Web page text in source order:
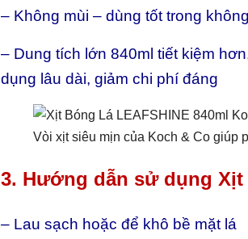
– Không mùi – dùng tốt trong
– Dung tích lớn 840ml tiết kiệm
dụng lâu dài, giảm chi phí đáng
Vòi xịt siêu mịn của Koch & Co giúp
3. Hướng dẫn sử dụng Xịt
– Lau sạch hoặc để khô bề mặt lá